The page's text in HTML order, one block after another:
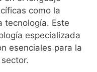
como la
tecnología. Este
especializada
esenciales para la